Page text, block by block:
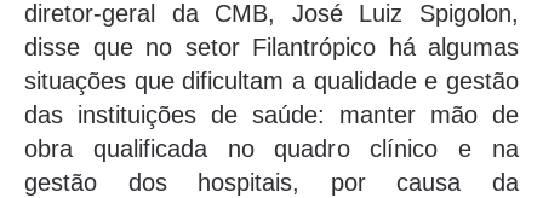
diretor-geral da CMB, José Luiz Spigolon,
disse que no setor Filantrópico há algumas
situações que dificultam a qualidade e gestão
das instituições de saúde: manter mão de
obra qualificada no quadro clínico e na
gestão dos hospitais, por causa da